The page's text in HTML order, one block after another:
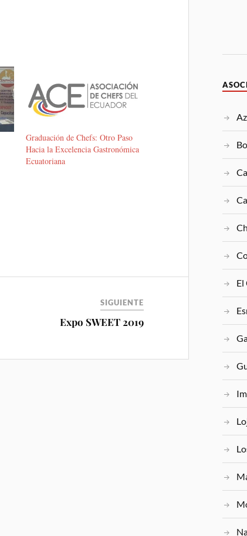
Graduación de Chefs: Otro Paso
Hacia la Excelencia Gastronómica
Ecuatoriana
SIGUIENTE
Expo SWEET 2019
El